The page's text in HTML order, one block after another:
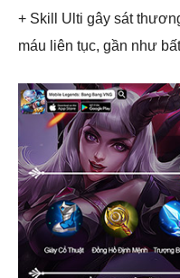
+ Skill Ulti gây sát
máu liên tục, gần như